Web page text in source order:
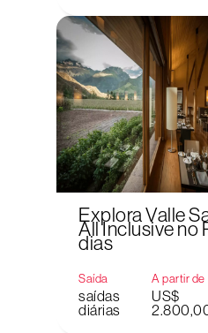
Explora Valle
All Inclusive no
dias
Saída
saídas
diárias
A partir de
US$